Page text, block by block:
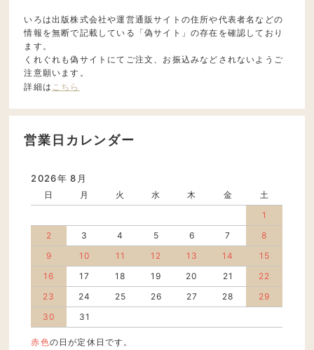
いろは出版株式会社や運営通販サイトの住所や代表者名などの
情報を無断で記載している「偽サイト」の存在を確認しており
ます。
くれぐれも偽サイトにてご注文、お振込みなどされないようご
注意願います。
詳細は こちら
営業日カレンダー
2026年 8月
日 月 火 水 木 金
土
1
2
3 4 5 6 7
8
9
10 11 12 13 14
15
16
17 18 19 20 21
22
23
24 25 26 27 28
29
30
31
赤色の日が定休日です。